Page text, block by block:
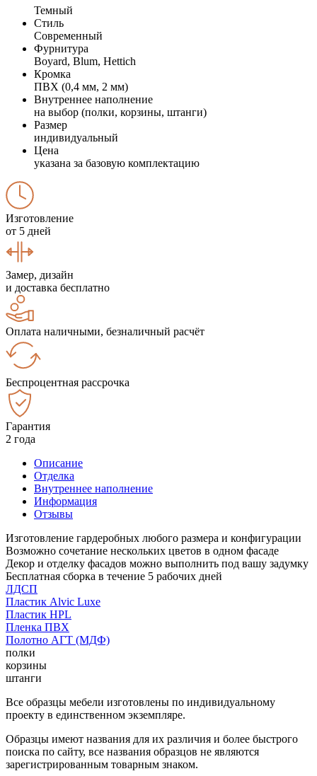
Темный
Стиль
Современный
Фурнитура
Boyard, Blum, Hettich
Кромка
ПВХ (0,4 мм, 2 мм)
Внутреннее наполнение
на выбор (полки, корзины, штанги)
Размер
индивидуальный
Цена
указана за базовую комплектацию
Изготовление
от 5 дней
Замер, дизайн
и доставка бесплатно
Оплата наличными, безналичный расчёт
Беспроцентная рассрочка
Гарантия
2 года
Описание
Отделка
Внутреннее наполнение
Информация
Отзывы
Изготовление гардеробных любого размера и конфигурации
Возможно сочетание нескольких цветов в одном фасаде
Декор и отделку фасадов можно выполнить под вашу задумку
Бесплатная сборка в течение 5 рабочих дней
ЛДСП
Пластик Alvic Luxe
Пластик HPL
Пленка ПВХ
Полотно АГТ (МДФ)
полки
корзины
штанги
Все образцы мебели изготовлены по индивидуальному
проекту в единственном экземпляре.
Образцы имеют названия для их различия и более быстрого
поиска по сайту, все названия образцов не являются
зарегистрированным товарным знаком.